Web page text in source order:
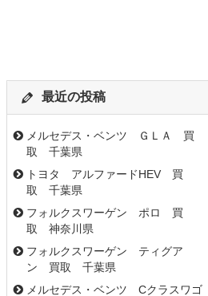
最近の投稿
メルセデス・ベンツ ＧＬＡ 買
取 千葉県
トヨタ アルファードHEV 買
取 千葉県
フォルクスワーゲン ポロ 買
取 神奈川県
フォルクスワーゲン ティグア
ン 買取 千葉県
メルセデス・ベンツ Cクラスワゴ